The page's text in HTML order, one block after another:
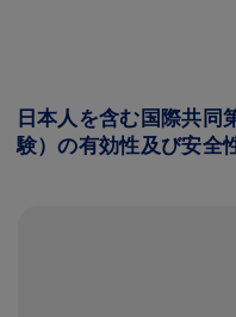
日本人を含む国際共
験）の有効性及び安全